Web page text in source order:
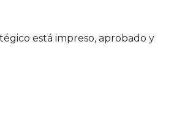
está impreso, aprobado y